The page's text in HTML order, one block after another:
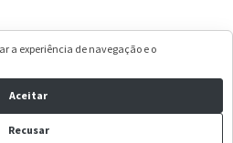
a experiência de navegação e o
Aceitar
Recusar